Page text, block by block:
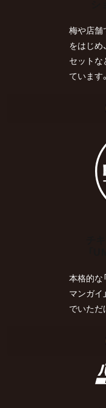
梅や店舗
をはじめ
セットな
ています。
本格的な
マンガイ
でいただ